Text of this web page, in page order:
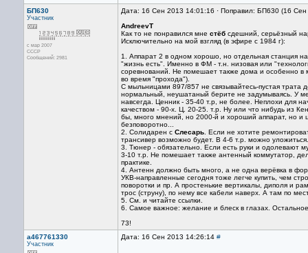
БП630
Участник
с мар 2007
CCCP
Сообщений: 2981
Дата: 16 Сен 2013 14:01:16 · Поправил: БП630 (16
AndreevT
Как то не понравился мне стёб сдешний, серьёзный
Исключительно на мой взгляд (в эфире с 1984 г):
1. Аппарат 2 в одном хорошо, но отдельная станция
"жизнь есть". Именно в ФМ - т.н. низовая или
соревнований. Не помешает также дома и особенно
во время "прохода").
С мыльницами 897/857 не связывайтесь-пустая трата
нормальный, неушатаный берите не задумываясь. У
навсегда. Ценник - 35-40 т.р, не более. Неплохи для
качеством - 90-х. Ц. 20-25. т.р. Ну или что нибудь из
бы, много мнений, но 2000-й и хороший аппарат, но и
безповоротно...
2. Солидарен с Слесарь . Если не хотите
трансивер возможно будет. В 4-6 т.р. можно
3. Тюнер - обязательно. Если есть руки и одолевают
3-10 т.р. Не помешает также антенный коммутатор,
практике.
4. Антенн должно быть много, а не одна верёвка в
УКВ-направленные сегодня тоже легче купить, чем
поворотки и пр. А простенькие вертикалы, диполя и
трос (струну), по нему все кабели наверх. А там по
5. См. и читайте ссылки.
6. Самое важное: желание и блеск в глазах. Остальное
73!
a467761330
Участник
Дата: 16 Сен 2013 14:26:14 #